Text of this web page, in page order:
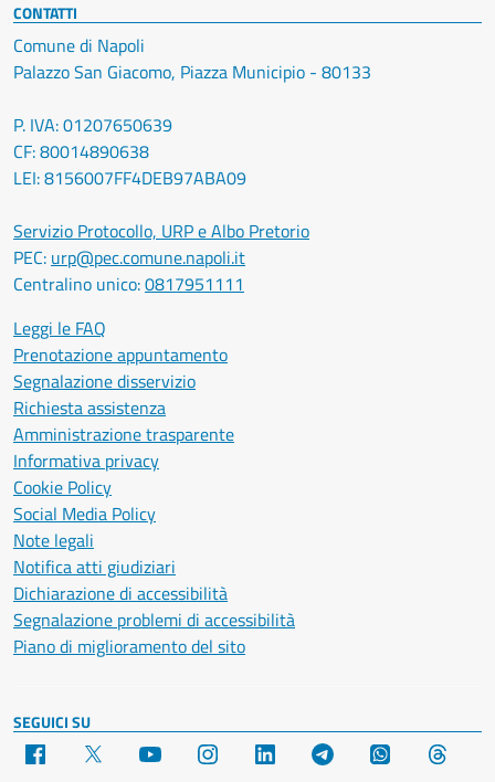
CONTATTI
Comune di Napoli
Palazzo San Giacomo, Piazza Municipio - 80133
P. IVA: 01207650639
CF: 80014890638
LEI: 8156007FF4DEB97ABA09
Servizio Protocollo, URP e Albo Pretorio
PEC: urp@pec.comune.napoli.it
Centralino unico:0817951111
Leggi le FAQ
Prenotazione appuntamento
Segnalazione disservizio
Richiesta assistenza
Amministrazione trasparente
Informativa privacy
Cookie Policy
Social Media Policy
Note legali
Notifica atti giudiziari
Dichiarazione di accessibilità
Segnalazione problemi di accessibilità
Piano di miglioramento del sito
SEGUICI SU
Facebook YouTube Instagram LinkedIn Telegram WhatsApp